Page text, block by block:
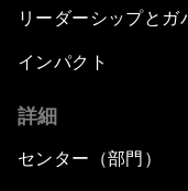
リーダーシップとガ
インパクト
詳細
センター（部門）